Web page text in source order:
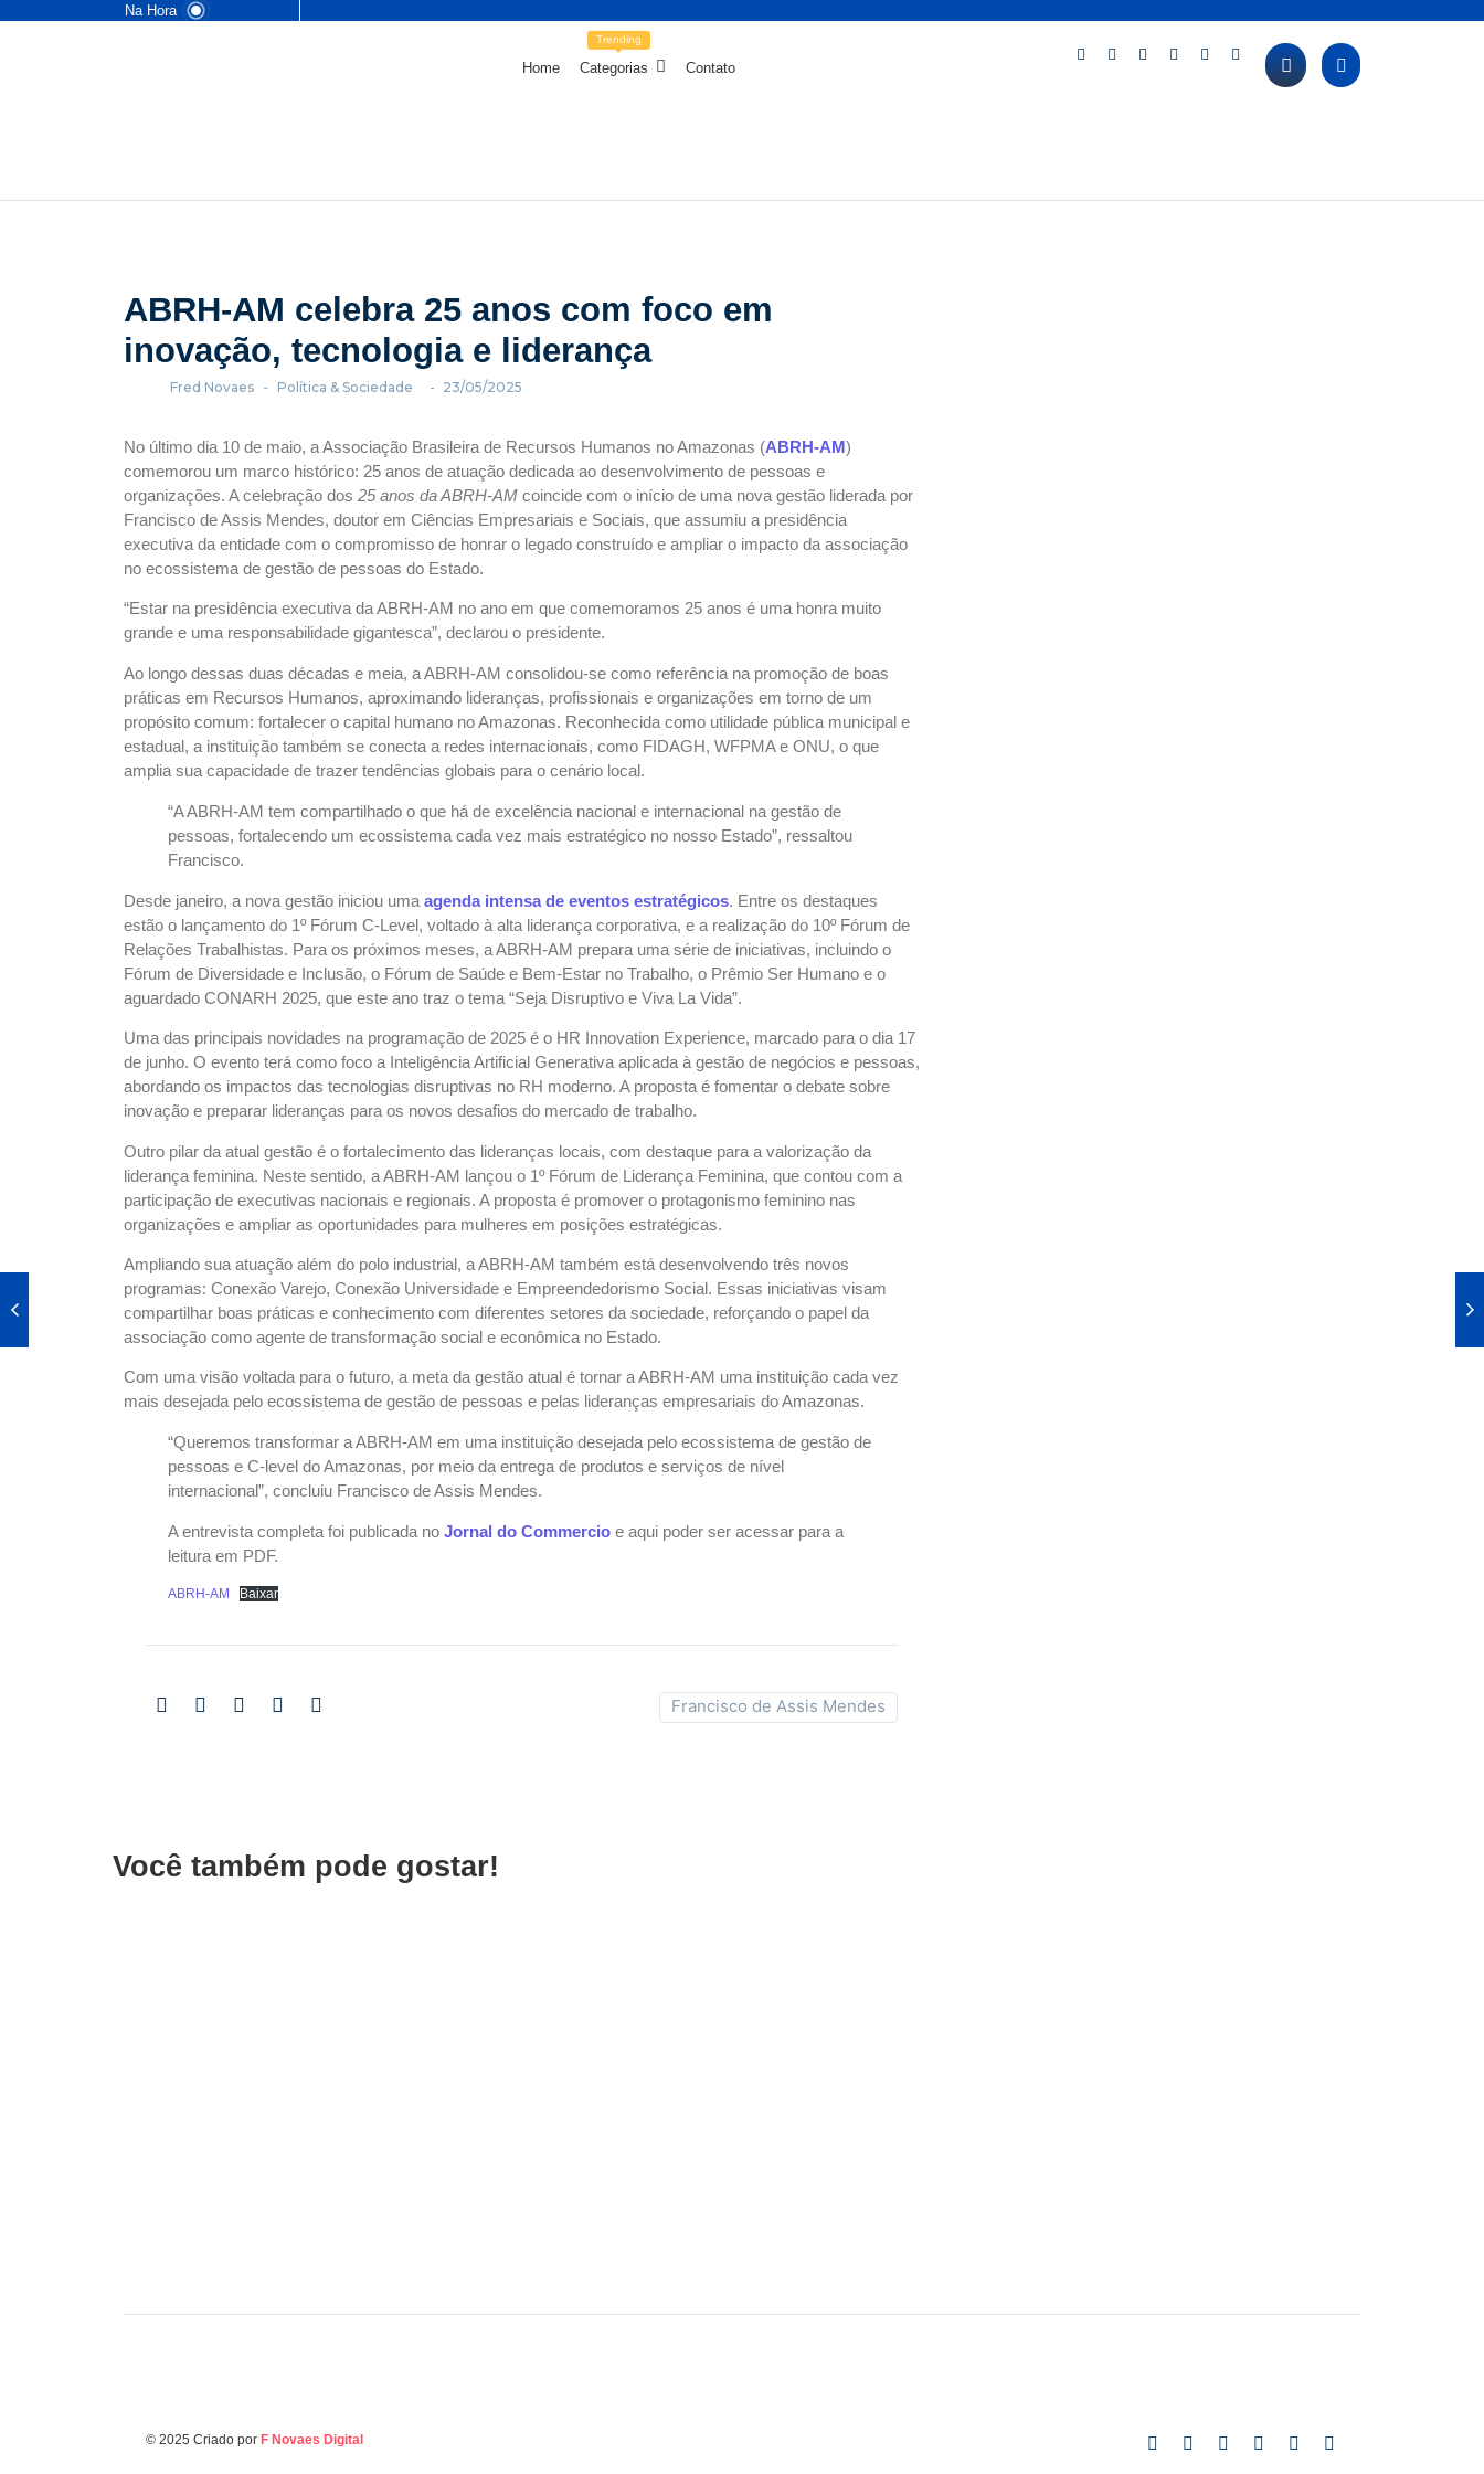
Na Hora
Home Categorias
Trending
Contato
ABRH-AM celebra 25 anos com foco em
inovação, tecnologia e liderança
Fred Novaes - Política & Sociedade - 23/05/2025
No último dia 10 de maio, a Associação Brasileira de Recursos Humanos no Amazonas (ABRH-AM)
comemorou um marco histórico: 25 anos de atuação dedicada ao desenvolvimento de pessoas e
organizações. A celebração dos 25 anos da ABRH-AM coincide com o início de uma nova gestão liderada por
Francisco de Assis Mendes, doutor em Ciências Empresariais e Sociais, que assumiu a presidência
executiva da entidade com o compromisso de honrar o legado construído e ampliar o impacto da associação
no ecossistema de gestão de pessoas do Estado.
“Estar na presidência executiva da ABRH-AM no ano em que comemoramos 25 anos é uma honra muito
grande e uma responsabilidade gigantesca”, declarou o presidente.
Ao longo dessas duas décadas e meia, a ABRH-AM consolidou-se como referência na promoção de boas
práticas em Recursos Humanos, aproximando lideranças, profissionais e organizações em torno de um
propósito comum: fortalecer o capital humano no Amazonas. Reconhecida como utilidade pública municipal e
estadual, a instituição também se conecta a redes internacionais, como FIDAGH, WFPMA e ONU, o que
amplia sua capacidade de trazer tendências globais para o cenário local.
“A ABRH-AM tem compartilhado o que há de excelência nacional e internacional na gestão de
pessoas, fortalecendo um ecossistema cada vez mais estratégico no nosso Estado”, ressaltou
Francisco.
Desde janeiro, a nova gestão iniciou uma agenda intensa de eventos estratégicos. Entre os destaques
estão o lançamento do 1º Fórum C-Level, voltado à alta liderança corporativa, e a realização do 10º Fórum de
Relações Trabalhistas. Para os próximos meses, a ABRH-AM prepara uma série de iniciativas, incluindo o
Fórum de Diversidade e Inclusão, o Fórum de Saúde e Bem-Estar no Trabalho, o Prêmio Ser Humano e o
aguardado CONARH 2025, que este ano traz o tema “Seja Disruptivo e Viva La Vida”.
Uma das principais novidades na programação de 2025 é o HR Innovation Experience, marcado para o dia 17
de junho. O evento terá como foco a Inteligência Artificial Generativa aplicada à gestão de negócios e pessoas,
abordando os impactos das tecnologias disruptivas no RH moderno. A proposta é fomentar o debate sobre
inovação e preparar lideranças para os novos desafios do mercado de trabalho.
Outro pilar da atual gestão é o fortalecimento das lideranças locais, com destaque para a valorização da
liderança feminina. Neste sentido, a ABRH-AM lançou o 1º Fórum de Liderança Feminina, que contou com a
participação de executivas nacionais e regionais. A proposta é promover o protagonismo feminino nas
organizações e ampliar as oportunidades para mulheres em posições estratégicas.
Ampliando sua atuação além do polo industrial, a ABRH-AM também está desenvolvendo três novos
programas: Conexão Varejo, Conexão Universidade e Empreendedorismo Social. Essas iniciativas visam
compartilhar boas práticas e conhecimento com diferentes setores da sociedade, reforçando o papel da
associação como agente de transformação social e econômica no Estado.
Com uma visão voltada para o futuro, a meta da gestão atual é tornar a ABRH-AM uma instituição cada vez
mais desejada pelo ecossistema de gestão de pessoas e pelas lideranças empresariais do Amazonas.
“Queremos transformar a ABRH-AM em uma instituição desejada pelo ecossistema de gestão de
pessoas e C-level do Amazonas, por meio da entrega de produtos e serviços de nível
internacional”, concluiu Francisco de Assis Mendes.
A entrevista completa foi publicada no Jornal do Commercio e aqui poder ser acessar para a
leitura em PDF.
ABRH-AM Baixar
Francisco de Assis Mendes
Você também pode gostar!
© 2025 Criado por F Novaes Digital